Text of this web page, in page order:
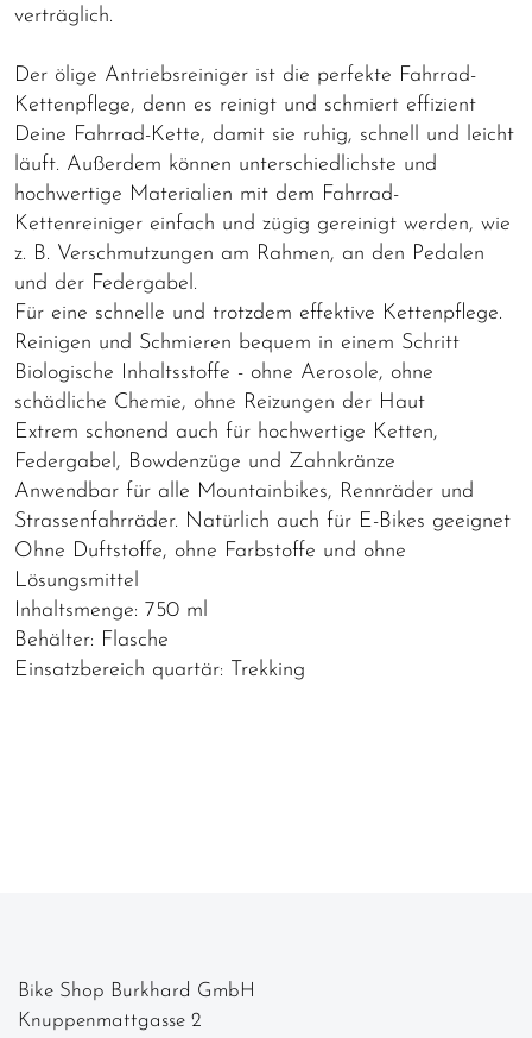
verträglich.
Der ölige Antriebsreiniger ist die perfekte Fahrrad-
Kettenpflege, denn es reinigt und schmiert effizient
Deine Fahrrad-Kette, damit sie ruhig, schnell und leicht
läuft. Außerdem können unterschiedlichste und
hochwertige Materialien mit dem Fahrrad-
Kettenreiniger einfach und zügig gereinigt werden, wie
z. B. Verschmutzungen am Rahmen, an den Pedalen
und der Federgabel.
Für eine schnelle und trotzdem effektive Kettenpflege.
Reinigen und Schmieren bequem in einem Schritt
Biologische Inhaltsstoffe - ohne Aerosole, ohne
schädliche Chemie, ohne Reizungen der Haut
Extrem schonend auch für hochwertige Ketten,
Federgabel, Bowdenzüge und Zahnkränze
Anwendbar für alle Mountainbikes, Rennräder und
Strassenfahrräder. Natürlich auch für E-Bikes geeignet
Ohne Duftstoffe, ohne Farbstoffe und ohne
Lösungsmittel
Inhaltsmenge: 750 ml
Behälter: Flasche
Einsatzbereich quartär: Trekking
Bike Shop Burkhard GmbH
Knuppenmattgasse 2